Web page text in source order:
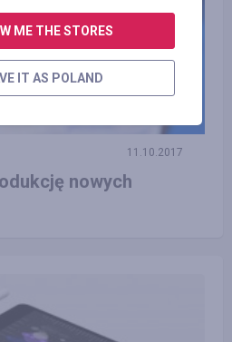
11.10.2017
nowych
ME THE STORES
IT AS POLAND